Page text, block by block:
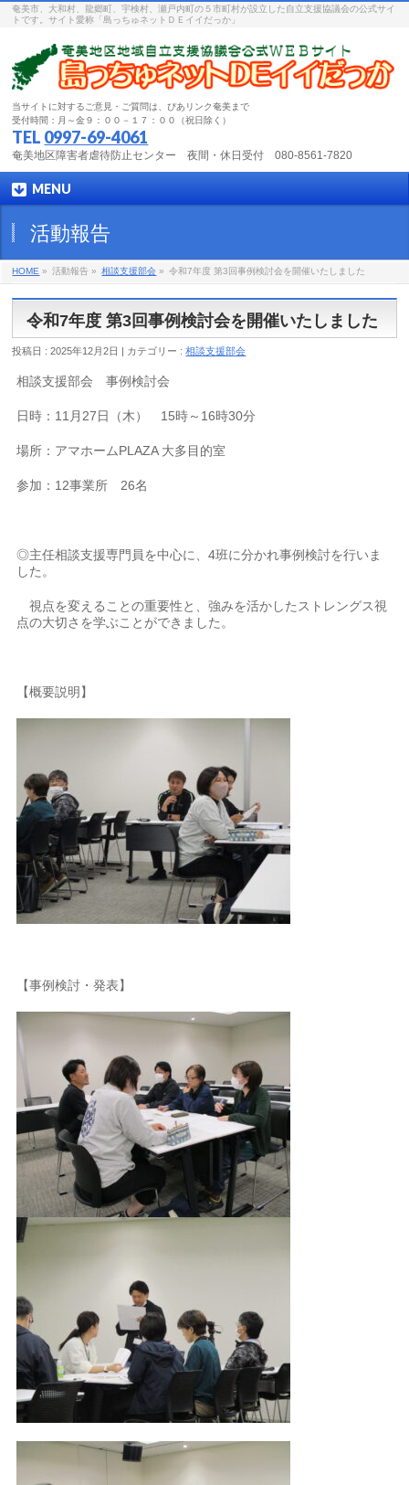
奄美市、大和村、龍郷町、宇検村、瀬戸内町の５市町村が設立した自立支援協議会の公式サイ
トです。サイト愛称「島っちゅネットＤＥイイだっか」
当サイトに対するご意見・ご質問は、ぴあリンク奄美まで
受付時間：月～金９：００－１７：００（祝日除く）
TEL 0997-69-4061
奄美地区障害者虐待防止センター 夜間・休日受付 080-8561-7820
MENU
活動報告
HOME » 活動報告 » 相談支援部会 » 令和7年度 第3回事例検討会を開催いたしました
令和7年度 第3回事例検討会を開催いたしました
投稿日 : 2025年12月2日 | カテゴリー :相談支援部会
相談支援部会 事例検討会
日時：11月27日（木） 15時～16時30分
場所：アマホームPLAZA 大多目的室
参加：12事業所 26名
◎主任相談支援専門員を中心に、4班に分かれ事例検討を行いま
した。
視点を変えることの重要性と、強みを活かしたストレングス視
点の大切さを学ぶことができました。
【概要説明】
【事例検討・発表】